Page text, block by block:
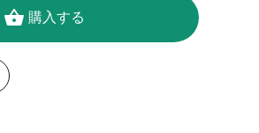
shopping_basket 購入する